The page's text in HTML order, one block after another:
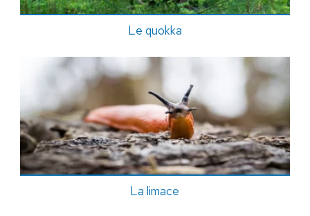
Le quokka
La limace